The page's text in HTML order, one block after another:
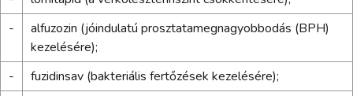
-
alfuzozin (jóindulatú prosztatamegnagyobbodás (BPH)
kezelésére);
-
fuzidinsav (bakteriális fertőzések kezelésére);